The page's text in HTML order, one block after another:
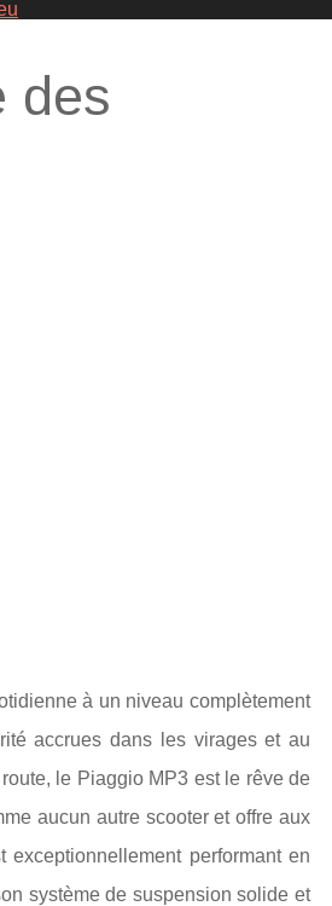
des
à un niveau complètement
accrues dans les virages et au
le Piaggio MP3 est le rêve de
aucun autre scooter et offre aux
performant en
système de suspension solide et